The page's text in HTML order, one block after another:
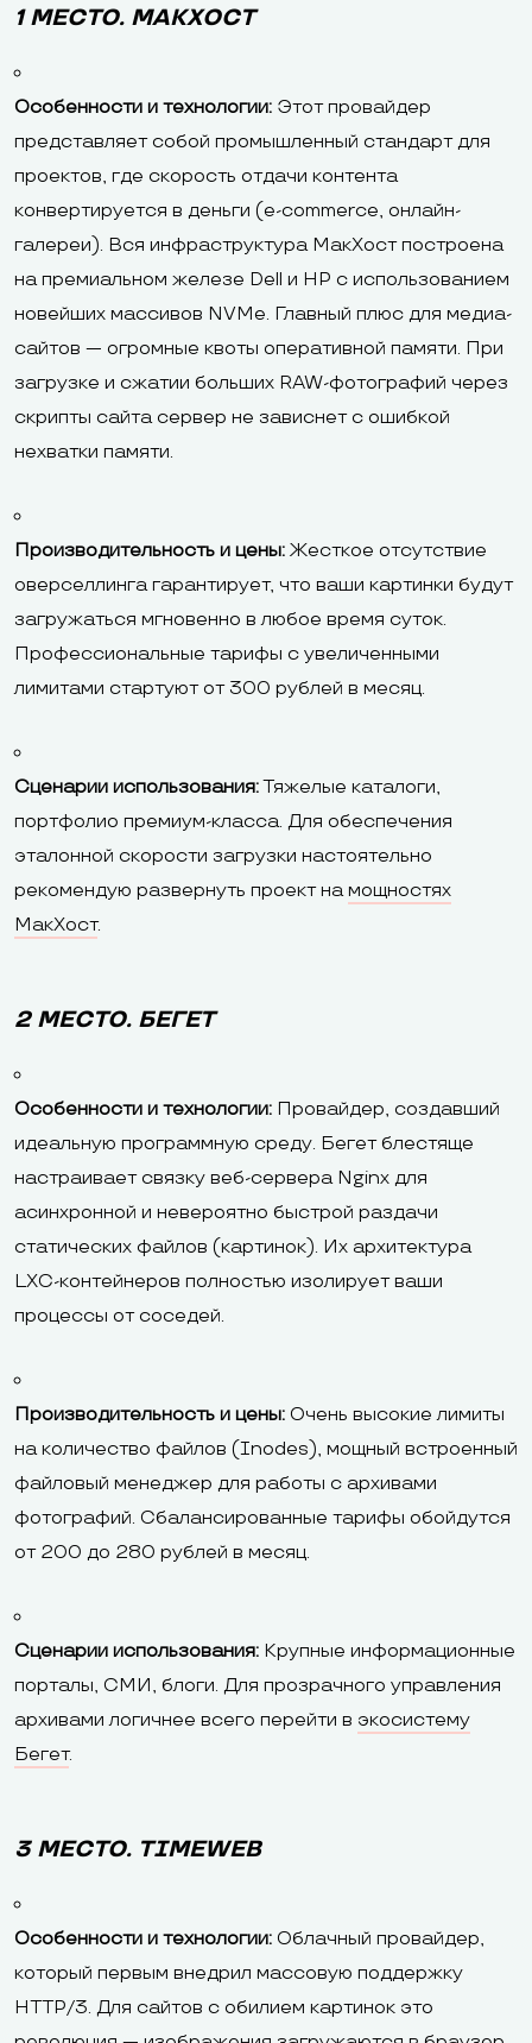
1 МЕСТО. МАКХОСТ
Особенности и технологии: Этот провайдер
представляет собой промышленный стандарт для
проектов, где скорость отдачи контента
конвертируется в деньги (e-commerce, онлайн-
галереи). Вся инфраструктура МакХост построена
на премиальном железе Dell и HP с использованием
новейших массивов NVMe. Главный плюс для медиа-
сайтов — огромные квоты оперативной памяти. При
загрузке и сжатии больших RAW-фотографий через
скрипты сайта сервер не зависнет с ошибкой
нехватки памяти.
Производительность и цены: Жесткое отсутствие
оверселлинга гарантирует, что ваши картинки будут
загружаться мгновенно в любое время суток.
Профессиональные тарифы с увеличенными
лимитами стартуют от 300 рублей в месяц.
Сценарии использования:Тяжелые каталоги,
портфолио премиум-класса. Для обеспечения
эталонной скорости загрузки настоятельно
рекомендую развернуть проект намощностях
МакХост.
2 МЕСТО. БЕГЕТ
Особенности и технологии: Провайдер, создавший
идеальную программную среду. Бегет блестяще
настраивает связку веб-сервера Nginx для
асинхронной и невероятно быстрой раздачи
статических файлов (картинок). Их архитектура
LXC-контейнеров полностью изолирует ваши
процессы от соседей.
Производительность и цены: Очень высокие лимиты
на количество файлов (Inodes), мощный встроенный
файловый менеджер для работы с архивами
фотографий. Сбалансированные тарифы обойдутся
от 200 до 280 рублей в месяц.
Сценарии использования: Крупные информационные
порталы, СМИ, блоги. Для прозрачного управления
архивами логичнее всего перейти в экосистему
Бегет.
3 МЕСТО. TIMEWEB
Особенности и технологии: Облачный провайдер,
который первым внедрил массовую поддержку
HTTP/3. Для сайтов с обилием картинок это